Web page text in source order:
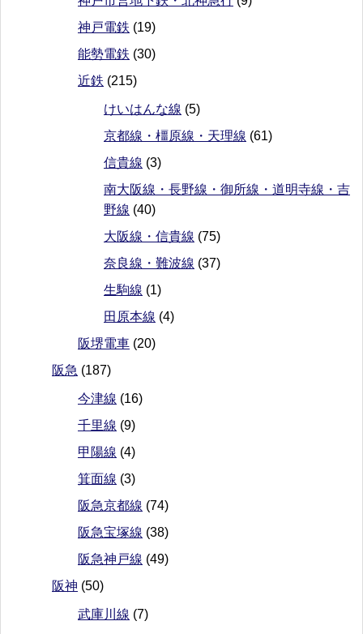
神戸電鉄 (19)
能勢電鉄 (30)
近鉄 (215)
けいはんな線 (5)
京都線・橿原線・天理線 (61)
信貴線 (3)
南大阪線・長野線・御所線・道明寺線・吉
野線 (40)
大阪線・信貴線 (75)
奈良線・難波線 (37)
生駒線 (1)
田原本線 (4)
阪堺電車 (20)
阪急 (187)
今津線 (16)
千里線 (9)
甲陽線 (4)
箕面線 (3)
阪急京都線 (74)
阪急宝塚線 (38)
阪急神戸線 (49)
阪神 (50)
武庫川線 (7)